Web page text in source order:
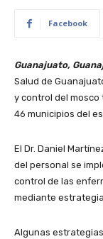
Facebook
Guanajuato,
Salud de
y control del mosco
46 municipios del
El Dr. Daniel
del personal se
control de las
mediante
Algunas